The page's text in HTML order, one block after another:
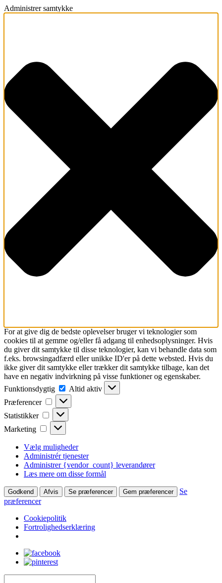
Administrer samtykke
For at give dig de bedste oplevelser bruger vi teknologier som
cookies til at gemme og/eller få adgang til enhedsoplysninger. Hvis
du giver dit samtykke til disse teknologier, kan vi behandle data som
f.eks. browsingadfærd eller unikke ID'er på dette websted. Hvis du
ikke giver dit samtykke eller trækker dit samtykke tilbage, kan det
have en negativ indvirkning på visse funktioner og egenskaber.
Funktionsdygtig
Funktionsdygtig
Altid aktiv
Præferencer
Præferencer
Statistikker Statistikker
Marketing Marketing
Vælg muligheder
Administrér tjenester
Administrer {vendor_count} leverandører
Læs mere om disse formål
Godkend Afvis Se præferencer Gem præferencer
Se
præferencer
Cookiepolitik
Fortrolighedserklæring